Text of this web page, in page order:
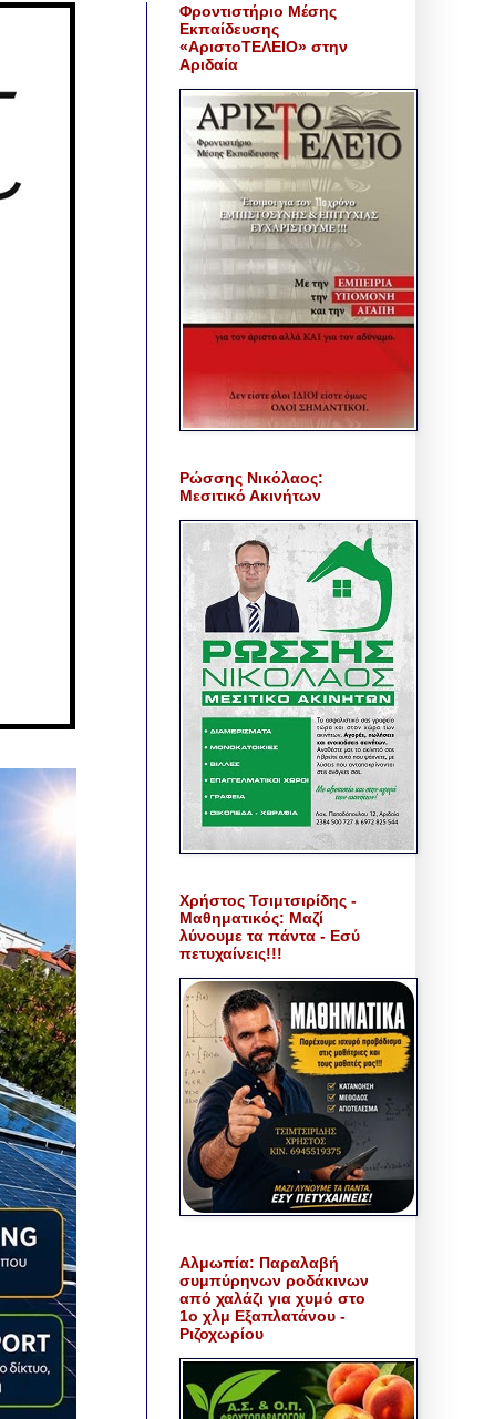
Φροντιστήριο Μέσης
Εκπαίδευσης
«ΑριστοΤΕΛΕΙΟ» στην
Αριδαία
Ρώσσης Νικόλαος:
Μεσιτικό Ακινήτων
Χρήστος Τσιμτσιρίδης -
Μαθηματικός: Μαζί
λύνουμε τα πάντα - Εσύ
πετυχαίνεις!!!
Αλμωπία: Παραλαβή
συμπύρηνων ροδάκινων
από χαλάζι για χυμό στο
1ο χλμ Εξαπλατάνου -
Ριζοχωρίου